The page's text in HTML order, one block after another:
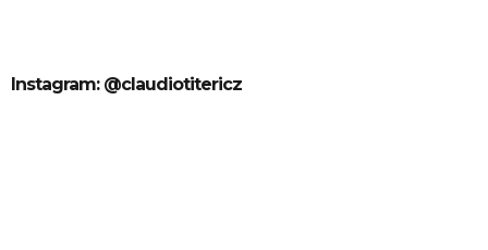
Instagram: @claudiotitericz